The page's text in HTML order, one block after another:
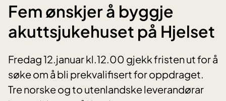
Fem ønskjer å byggje
akuttsjukehuset på Hjelset
Fredag 12.januar kl.12.00 gjekk fristen ut for å
søke om å bli prekvalifisert for oppdraget.
Tre norske og to utenlandske leverandørar